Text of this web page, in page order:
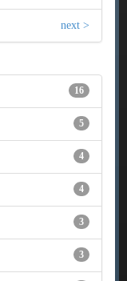
next >
16
5
4
4
3
3